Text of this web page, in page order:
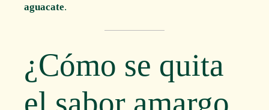
aguacate.
¿Cómo se quita
el sabor amargo